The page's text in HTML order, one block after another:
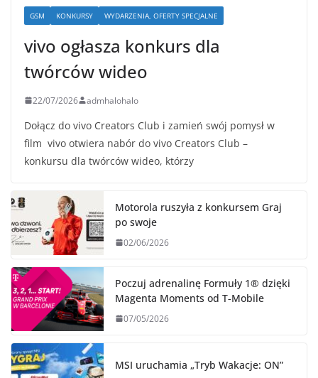
GSM KONKURSY WYDARZENIA, OFERTY SPECJALNE
vivo ogłasza konkurs dla
twórców wideo
22/07/2026 admhalohalo
Dołącz do vivo Creators Club i zamień swój pomysł w
film vivo otwiera nabór do vivo Creators Club –
konkursu dla twórców wideo, którzy
Motorola ruszyła z konkursem Graj
po swoje
02/06/2026
Poczuj adrenalinę Formuły 1® dzięki
Magenta Moments od T‑Mobile
07/05/2026
MSI uruchamia „Tryb Wakacje: ON”